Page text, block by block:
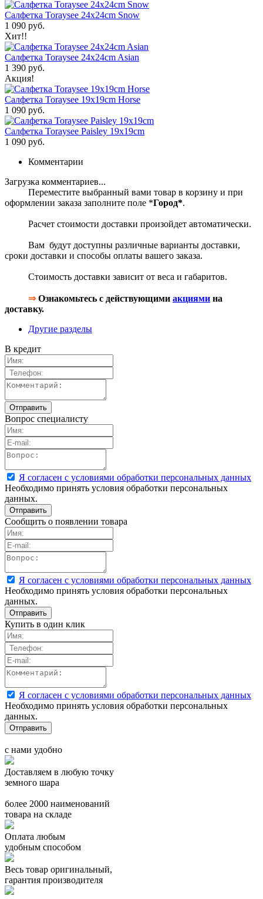
Салфетка Toraysee 24x24cm Snow
1 090 руб.
Хит!!
Салфетка Toraysee 24x24cm Asian
1 390 руб.
Акция!
Салфетка Toraysee 19x19cm Horse
1 090 руб.
Салфетка Toraysee Paisley 19x19cm
1 090 руб.
Комментарии
Загрузка комментариев...
Переместите выбранный вами товар в корзину и при
оформлении заказа заполните поле *Город*.
Расчет стоимости доставки произойдет автоматически.
Вам будут доступны различные варианты доставки,
сроки доставки и способы оплаты вашего заказа.
Стоимость доставки зависит от веса и габаритов.
⇒Ознакомьтесь с действующими акциями на
доставку.
Другие разделы
В кредит
Вопрос специалисту
Я согласен с условиями обработки персональных данных
Необходимо принять условия обработки персональных
данных.
Сообщить о появлении товара
Я согласен с условиями обработки персональных данных
Необходимо принять условия обработки персональных
данных.
Купить в один клик
Я согласен с условиями обработки персональных данных
Необходимо принять условия обработки персональных
данных.
с нами удобно
Доставляем в любую точку
земного шара
более 2000 наименований
товара на складе
Оплата любым
удобным способом
Весь товар оригинальный,
гарантия производителя